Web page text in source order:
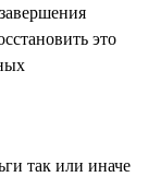
это
так или иначе